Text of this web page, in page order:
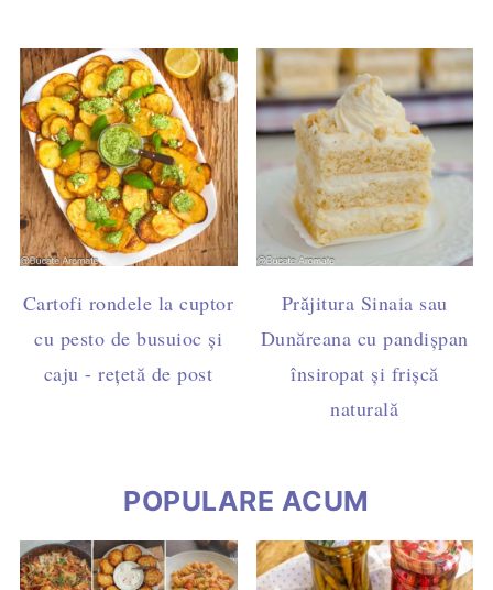
Cartofi rondele la cuptor
cu pesto de busuioc și
caju - rețetă de post
Prăjitura Sinaia sau
Dunăreana cu pandișpan
însiropat și frișcă
naturală
POPULARE ACUM